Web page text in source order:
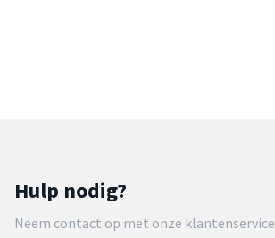
Hulp nodig?
Neem contact op met onze klantenservice